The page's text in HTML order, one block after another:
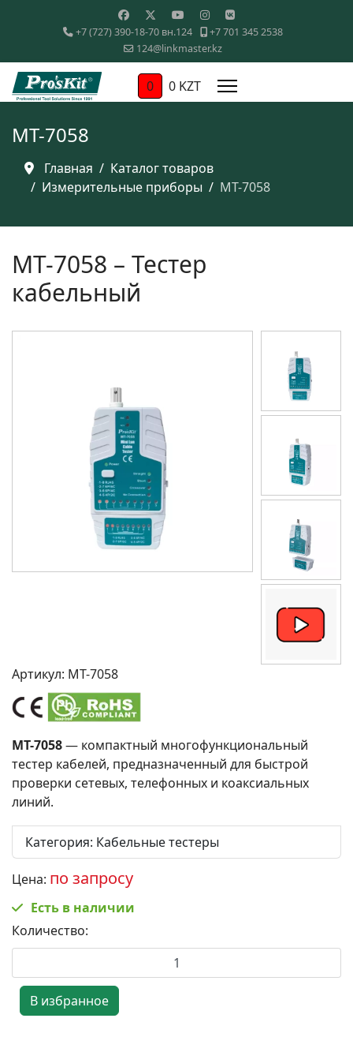
+7 (727) 390-18-70 вн.124
+7 701 345 2538
124@linkmaster.kz
0 0 KZT
MT-7058
Главная
Каталог товаров
Измерительные приборы
MT-7058
MT-7058 – Тестер
кабельный
Артикул: MT-7058
MT-7058— компактный многофункциональный
тестер кабелей, предназначенный для быстрой
проверки сетевых, телефонных и коаксиальных
линий.
Категория: Кабельные тестеры
Цена: по запросу
Есть в наличии
Количество: